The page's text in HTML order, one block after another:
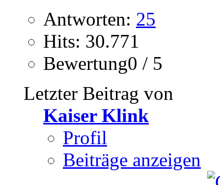
Antworten: 25
Hits: 30.771
Bewertung0 / 5
Letzter Beitrag von
Kaiser Klink
Profil
Beiträge anzeigen